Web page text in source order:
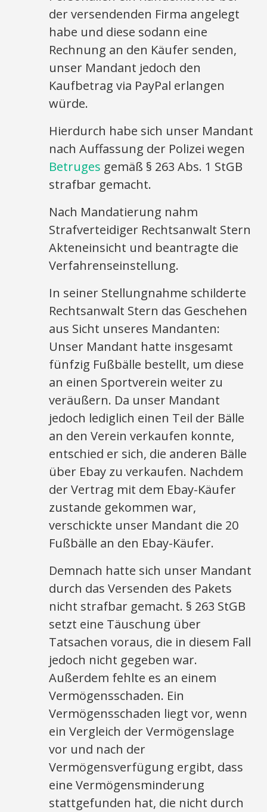
der versendenden Firma angelegt
habe und diese sodann eine
Rechnung an den Käufer senden,
unser Mandant jedoch den
Kaufbetrag via PayPal erlangen
würde.
Hierdurch habe sich unser Mandant
nach Auffassung der Polizei wegen
Betruges gemäß § 263 Abs. 1 StGB
strafbar gemacht.
Nach Mandatierung nahm
Strafverteidiger Rechtsanwalt Stern
Akteneinsicht und beantragte die
Verfahrenseinstellung.
In seiner Stellungnahme schilderte
Rechtsanwalt Stern das Geschehen
aus Sicht unseres Mandanten:
Unser Mandant hatte insgesamt
fünfzig Fußbälle bestellt, um diese
an einen Sportverein weiter zu
veräußern. Da unser Mandant
jedoch lediglich einen Teil der Bälle
an den Verein verkaufen konnte,
entschied er sich, die anderen Bälle
über Ebay zu verkaufen. Nachdem
der Vertrag mit dem Ebay-Käufer
zustande gekommen war,
verschickte unser Mandant die 20
Fußbälle an den Ebay-Käufer.
Demnach hatte sich unser Mandant
durch das Versenden des Pakets
nicht strafbar gemacht. § 263 StGB
setzt eine Täuschung über
Tatsachen voraus, die in diesem Fall
jedoch nicht gegeben war.
Außerdem fehlte es an einem
Vermögensschaden. Ein
Vermögensschaden liegt vor, wenn
ein Vergleich der Vermögenslage
vor und nach der
Vermögensverfügung ergibt, dass
eine Vermögensminderung
stattgefunden hat, die nicht durch